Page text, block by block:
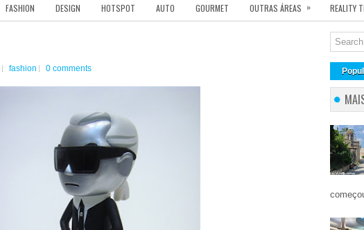
FASHION DESIGN HOTSPOT AUTO GOURMET OUTRAS ÁREAS » REALITY
fashion 0 comments